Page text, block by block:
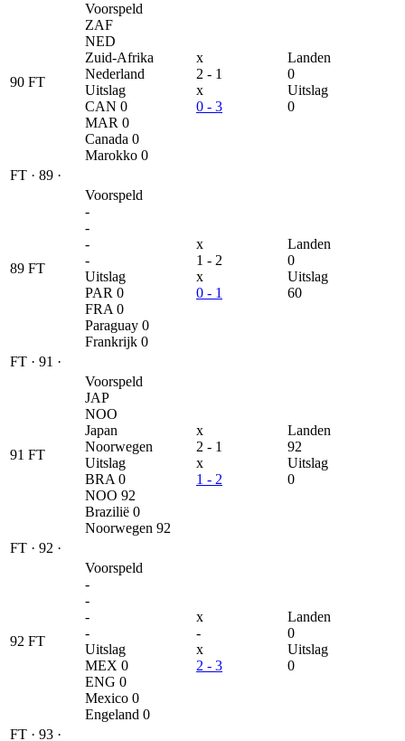
90 FT
Voorspeld
ZAF
NED
Zuid-Afrika
Nederland
Uitslag
CAN 0
MAR 0
Canada 0
Marokko 0
x
2 - 1
x
0 - 3
Landen
0
Uitslag
0
FT · 89 ·
89 FT
Voorspeld
-
-
-
-
Uitslag
PAR 0
FRA 0
Paraguay 0
Frankrijk 0
x
1 - 2
x
0 - 1
Landen
0
Uitslag
60
FT · 91 ·
91 FT
Voorspeld
JAP
NOO
Japan
Noorwegen
Uitslag
BRA 0
NOO 92
Brazilië 0
Noorwegen 92
x
2 - 1
x
1 - 2
Landen
92
Uitslag
0
FT · 92 ·
92 FT
Voorspeld
-
-
-
-
Uitslag
MEX 0
ENG 0
Mexico 0
Engeland 0
x
-
x
2 - 3
Landen
0
Uitslag
0
FT · 93 ·